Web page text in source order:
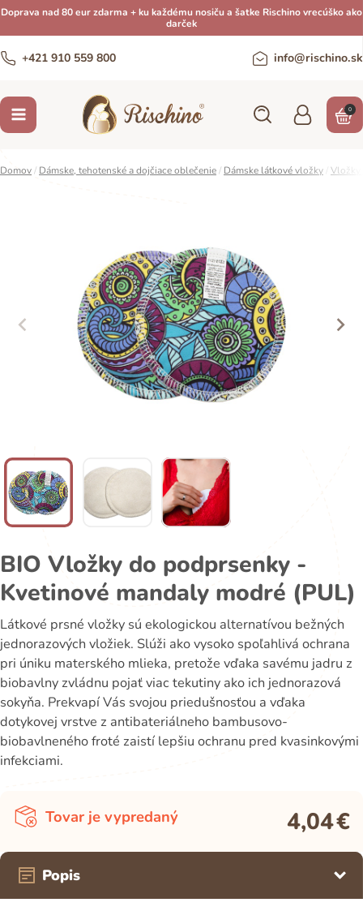
Doprava nad 80 eur zdarma + ku každému nosiču a šatke Rischino vrecúško ako
darček
+421 910 559 800 info@rischino.sk
0
Domov/ Dámske, tehotenské a dojčiace oblečenie/ Dámske látkové vložky Vložky
BIO Vložky do podprsenky -
Kvetinové mandaly modré (PUL)
Látkové prsné vložky sú ekologickou alternatívou bežných
jednorazových vložiek. Slúži ako vysoko spoľahlivá ochrana
pri úniku materského mlieka, pretože vďaka savému jadru z
biobavlny zvládnu pojať viac tekutiny ako ich jednorazová
sokyňa. Prekvapí Vás svojou priedušnosťou a vďaka
dotykovej vrstve z antibateriálneho bambusovo-
biobavlneného froté zaistí lepšiu ochranu pred kvasinkovými
infekciami.
Tovar je vypredaný 4,04€
Popis